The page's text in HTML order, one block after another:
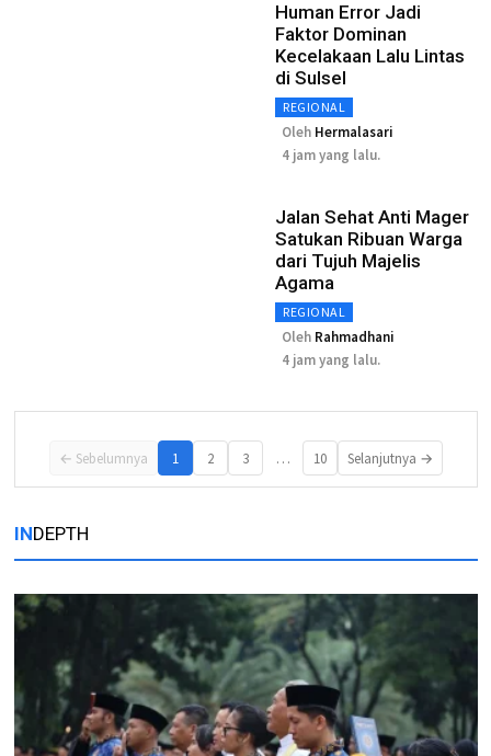
Human Error Jadi
Faktor Dominan
Kecelakaan Lalu Lintas
di Sulsel
REGIONAL
Oleh Hermalasari
4 jam yang lalu.
Jalan Sehat Anti Mager
Satukan Ribuan Warga
dari Tujuh Majelis
Agama
REGIONAL
Oleh Rahmadhani
4 jam yang lalu.
← Sebelumnya 1 2 3 … 10 Selanjutnya →
INDEPTH